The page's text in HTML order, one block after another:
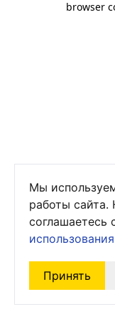
browser
Мы
работы
соглашаетесь
Принять